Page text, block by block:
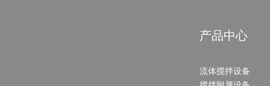
产品中心
流体搅拌设备